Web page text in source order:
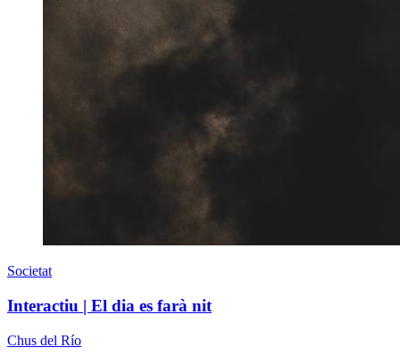
Societat
Interactiu | El dia es farà nit
Chus del Río